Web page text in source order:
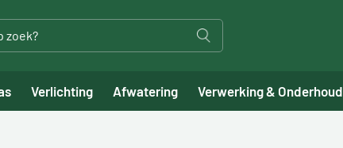
Verlichting Afwatering Verwerking & Onderhoud